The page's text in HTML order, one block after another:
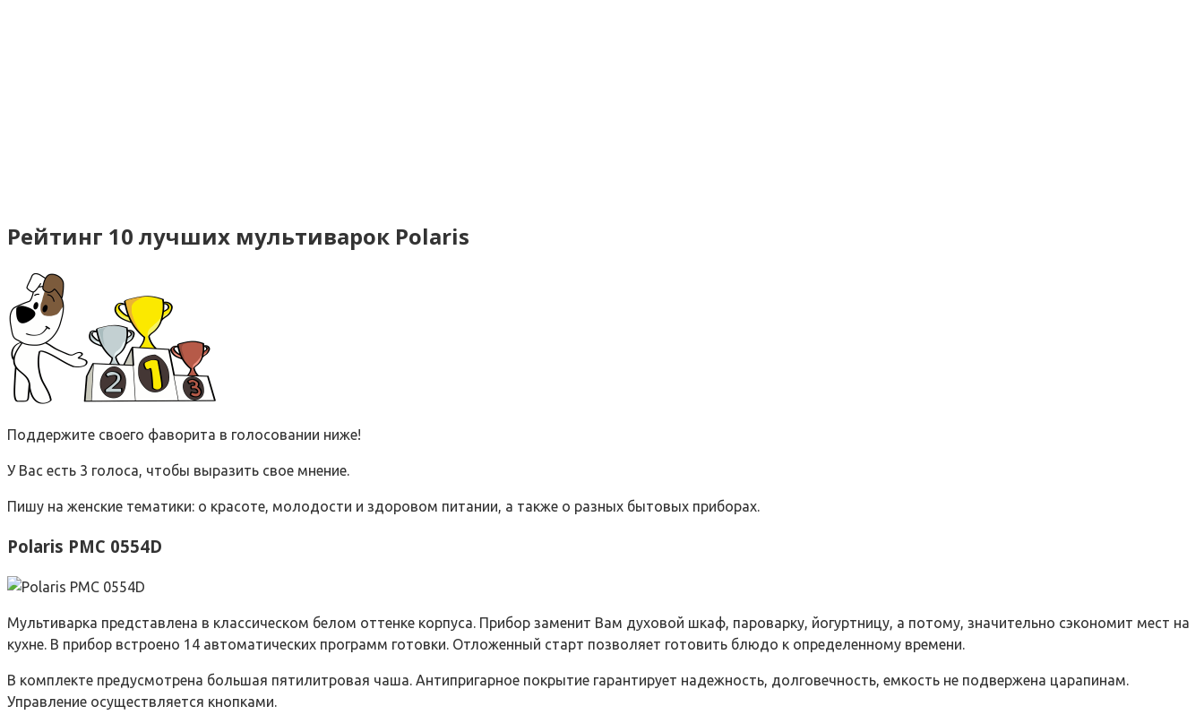
Рейтинг 10 лучших мультиварок Polaris
Поддержите своего фаворита в голосовании ниже!
У Вас есть 3 голоса, чтобы выразить свое мнение.
Пишу на женские тематики: о красоте, молодости и здоровом питании, а также о разных бытовых приборах.
Polaris PMC 0554D
Мультиварка представлена в классическом белом оттенке корпуса. Прибор заменит Вам духовой шкаф, пароварку, йогуртницу, а потому, значительно сэкономит мест на
кухне. В прибор встроено 14 автоматических программ готовки. Отложенный старт позволяет готовить блюдо к определенному времени.
В комплекте предусмотрена большая пятилитровая чаша. Антипригарное покрытие гарантирует надежность, долговечность, емкость не подвержена царапинам.
Управление осуществляется кнопками.